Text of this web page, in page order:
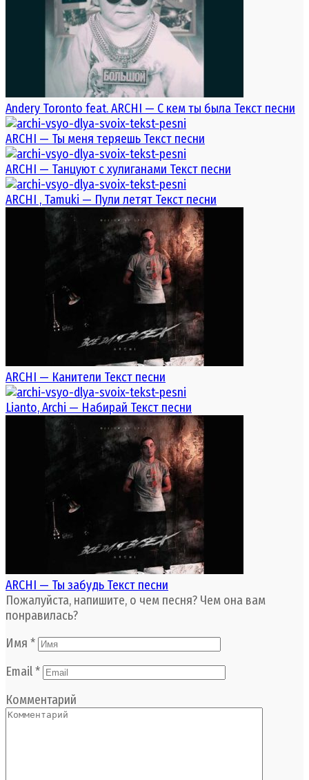
Andery Toronto feat. ARCHI — С кем ты была Текст песни
ARCHI — Ты меня теряешь Текст песни
ARCHI — Танцуют с хулиганами Текст песни
ARCHI , Tamuki — Пули летят Текст песни
ARCHI — Канители Текст песни
Lianto, Archi — Набирай Текст песни
ARCHI — Ты забудь Текст песни
Пожалуйста, напишите, о чем песня? Чем она вам
понравилась?
Имя *
Email*
Комментарий